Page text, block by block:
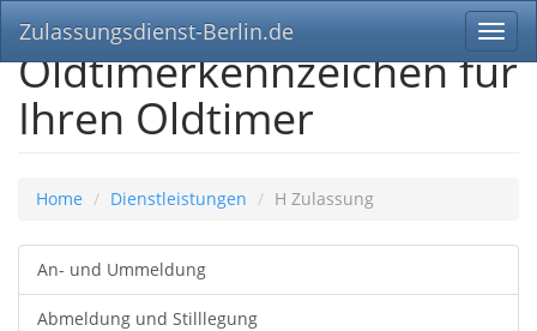
Zulassungsdienst-Berlin.de
Oldtimerkennzeichen für
Ihren Oldtimer
Home Dienstleistungen H Zulassung
An- und Ummeldung
Abmeldung und Stilllegung